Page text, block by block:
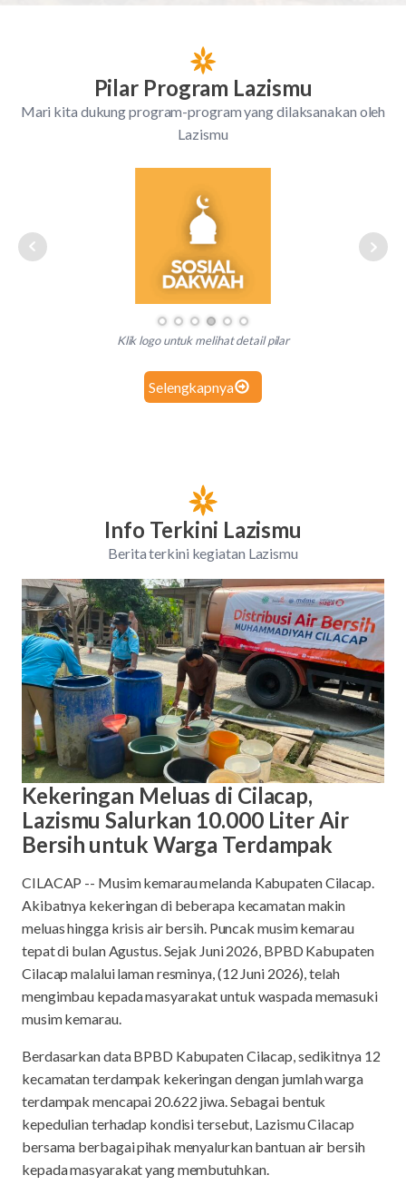
Pilar Program Lazismu
Mari kita dukung program-program yang dilaksanakan oleh
Lazismu
Klik logo untuk melihat detail pilar
Selengkapnya
Info Terkini Lazismu
Berita terkini kegiatan Lazismu
Kekeringan Meluas di Cilacap,
Lazismu Salurkan 10.000 Liter Air
Bersih untuk Warga Terdampak
CILACAP -- Musim kemarau melanda Kabupaten Cilacap.
Akibatnya kekeringan di beberapa kecamatan makin
meluas hingga krisis air bersih. Puncak musim kemarau
tepat di bulan Agustus. Sejak Juni 2026, BPBD Kabupaten
Cilacap malalui laman resminya, (12 Juni 2026), telah
mengimbau kepada masyarakat untuk waspada memasuki
musim kemarau.
Berdasarkan data BPBD Kabupaten Cilacap, sedikitnya 12
kecamatan terdampak kekeringan dengan jumlah warga
terdampak mencapai 20.622 jiwa. Sebagai bentuk
kepedulian terhadap kondisi tersebut, Lazismu Cilacap
bersama berbagai pihak menyalurkan bantuan air bersih
kepada masyarakat yang membutuhkan.